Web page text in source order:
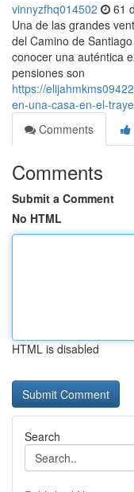
vinnyzfhq014502 61
Una de las grandes
del Camino de
conocer una auténtica
pensiones son
https://
en-una-casa-en-el-
Comments
Comments
Submit a Comment
No HTML
HTML is disabled
Search